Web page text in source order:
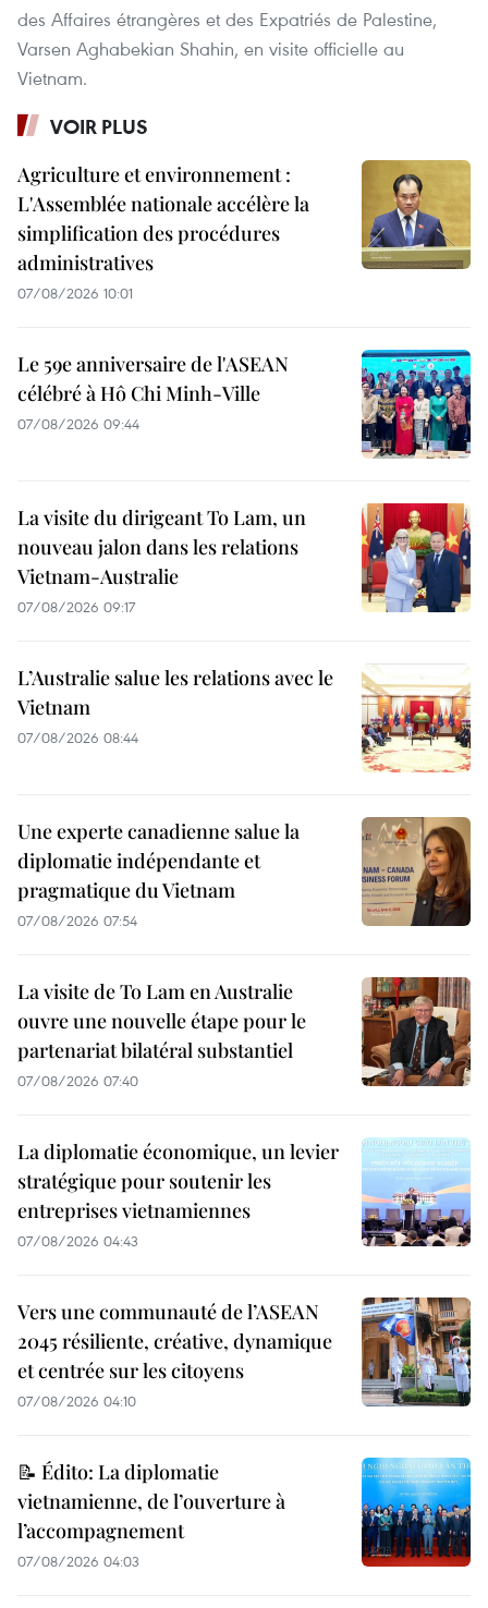
des Affaires étrangères et des Expatriés de Palestine,
Varsen Aghabekian Shahin, en visite officielle au
Vietnam.
VOIR PLUS
Agriculture et environnement :
L'Assemblée nationale accélère la
simplification des procédures
administratives
07/08/2026 10:01
Le 59e anniversaire de l'ASEAN
célébré à Hô Chi Minh-Ville
07/08/2026 09:44
La visite du dirigeant To Lam, un
nouveau jalon dans les relations
Vietnam-Australie
07/08/2026 09:17
L’Australie salue les relations avec le
Vietnam
07/08/2026 08:44
Une experte canadienne salue la
diplomatie indépendante et
pragmatique du Vietnam
07/08/2026 07:54
La visite de To Lam en Australie
ouvre une nouvelle étape pour le
partenariat bilatéral substantiel
07/08/2026 07:40
La diplomatie économique, un levier
stratégique pour soutenir les
entreprises vietnamiennes
07/08/2026 04:43
Vers une communauté de l’ASEAN
2045 résiliente, créative, dynamique
et centrée sur les citoyens
07/08/2026 04:10
📝 Édito: La diplomatie
vietnamienne, de l’ouverture à
l’accompagnement
07/08/2026 04:03